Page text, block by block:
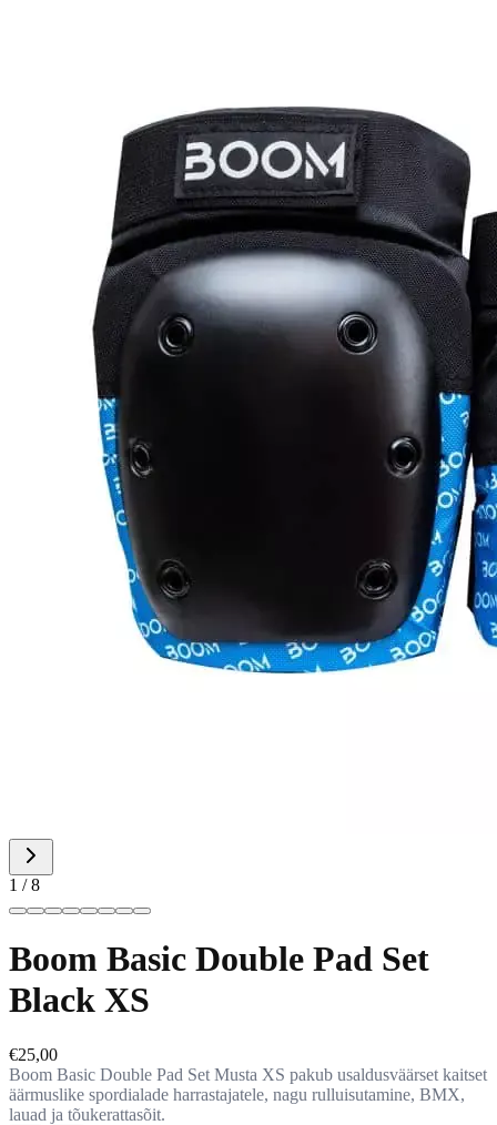
1 / 8
Boom Basic Double Pad Set
Black XS
€25,00
Boom Basic Double Pad Set Musta XS pakub usaldusväärset kaitset
äärmuslike spordialade harrastajatele, nagu rulluisutamine, BMX,
lauad ja tõukerattasõit.